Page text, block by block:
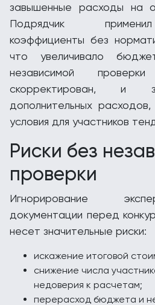
завышенные расходы на
Подрядчик
коэффициенты без
что увеличивало
независимой
скорректирован, и
дополнительных
условия для участников
Риски без
проверки
Игнорирование
документации перед
несет значительные риски:
искажение итоговой
снижение числа
недоверия к расчетам;
перерасход бюджета и